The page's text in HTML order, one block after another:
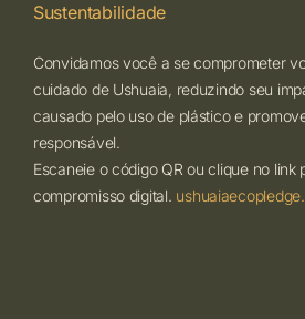
Sustentabilidade
Convidamos você a se comprometer
cuidado de Ushuaia, reduzindo seu
causado pelo uso de plástico e
responsável.
Escaneie o código QR ou clique no link
compromisso digital.